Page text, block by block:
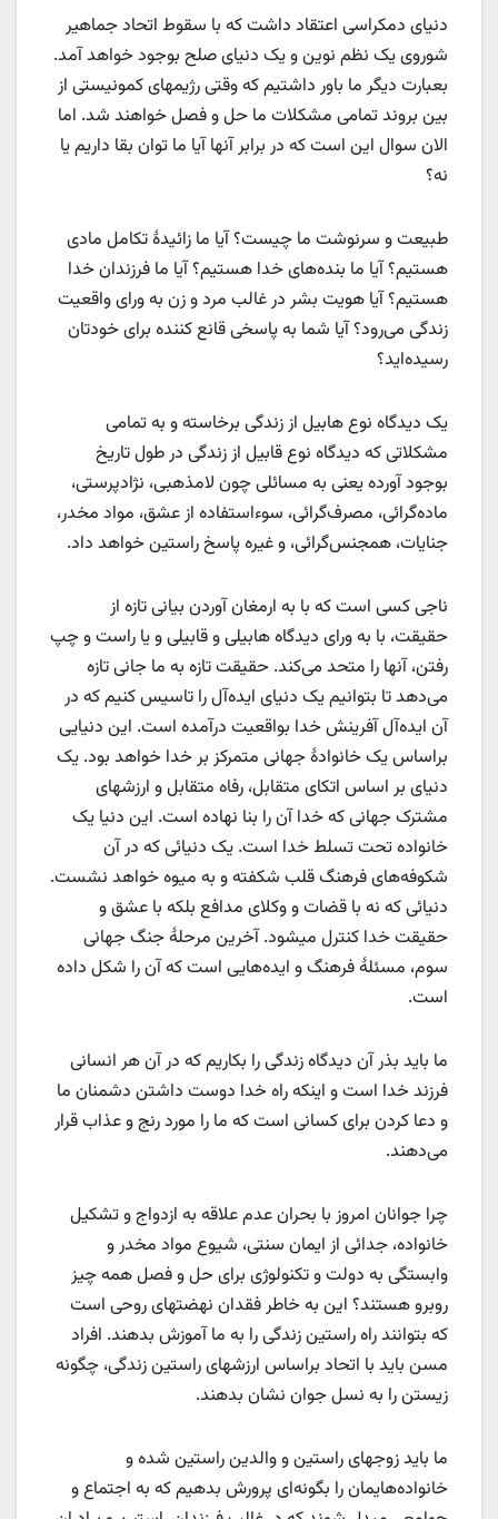
دنیای دمکراسی اعتقاد داشت که با سقوط اتحاد جماهیر
شوروی یک نظم نوین و یک دنیای صلح بوجود خواهد آمد.
بعبارت دیگر ما باور داشتیم که وقتی رژیمهای کمونیستی از
بین بروند تمامی مشکلات ما حل و فصل خواهند شد. اما
الان سوال این است که در برابر آنها آیا ما توان بقا داریم یا
نه؟
طبیعت و سرنوشت ما چیست؟ آیا ما زائیدۀ تکامل مادی
هستیم؟ آیا ما بنده‌های خدا هستیم؟ آیا ما فرزندان خدا
هستیم؟ آیا هویت بشر در غالب مرد و زن به ورای واقعیت
زندگی می‌رود؟ آیا شما به پاسخی قانع کننده برای خودتان
رسیده‌اید؟
یک دیدگاه نوع هابیل از زندگی برخاسته و به تمامی
مشکلاتی که دیدگاه نوع قابیل از زندگی در طول تاریخ
بوجود آورده یعنی به مسائلی چون لامذهبی، نژادپرستی،
ماده‌گرائی، مصرف‌گرائی، سوءاستفاده از عشق، مواد مخدر،
جنایات، همجنس‌گرائی، و غیره پاسخ راستین خواهد داد.
ناجی کسی است که با به ارمغان آوردن بیانی تازه از
حقیقت، با به ورای دیدگاه هابیلی و قابیلی و یا راست و چپ
رفتن، آنها را متحد می‌کند. حقیقت تازه به ما جانی تازه
می‌دهد تا بتوانیم یک دنیای ایده‌آل را تاسیس کنیم که در
آن ایده‌آل آفرینش خدا بواقعیت درآمده ‌است. این دنیایی
براساس یک خانوادۀ جهانی متمرکز بر خدا خواهد بود. یک
دنیای بر اساس اتکای متقابل، رفاه متقابل و ارزشهای
مشترک جهانی که خدا آن را بنا نهاده است. این دنیا یک
خانواده تحت تسلط خدا است. یک دنیائی که در آن
شکوفه‌های فرهنگ قلب شکفته و به میوه خواهد نشست.
دنیائی که نه با قضات و وکلای مدافع بلکه با عشق و
حقیقت خدا کنترل میشود. آخرین مرحلۀ جنگ جهانی
سوم، مسئلۀ فرهنگ و ایده‌هایی است که آن را شکل داده
است.
ما باید بذر آن دیدگاه زندگی را بکاریم که در آن هر انسانی
فرزند خدا است و اینکه راه خدا دوست داشتن دشمنان ما
و دعا کردن برای کسانی است که ما را مورد رنج و عذاب قرار
می‌دهند.
چرا جوانان امروز با بحران عدم علاقه به ازدواج و تشکیل
خانواده، جدائی از ایمان سنتی، شیوع مواد مخدر و
وابستگی به دولت و تکنولوژی برای حل و فصل همه چیز
روبرو هستند؟ این به خاطر فقدان نهضتهای روحی است
که بتوانند راه راستین زندگی را به ما آموزش بدهند. افراد
مسن باید با اتحاد براساس ارزشهای راستین زندگی، چگونه
زیستن را به نسل جوان نشان بدهند.
ما باید زوجهای راستین و والدین راستین شده و
خانواده‌هایمان را بگونه‌ای پرورش بدهیم که به اجتماع و